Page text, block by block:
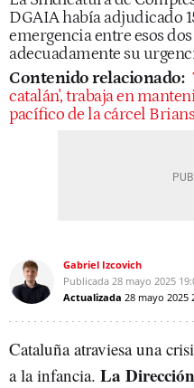
DGAIA había adjudicado
emergencia entre esos
adecuadamente su
Contenido relacionado:
catalán', trabaja en
pacífico de la cárcel
Gabriel Izcovich
Publicada 28 mayo 2025
Actualizada 28 mayo 2025
Cataluña atraviesa una
a la infancia. La